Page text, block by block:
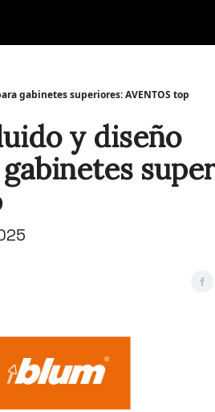
gabinetes superiores: AVENTOS top
y diseño